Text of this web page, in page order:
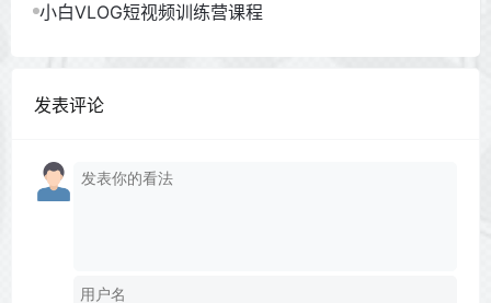
小白VLOG短视频训练营课程
发表评论